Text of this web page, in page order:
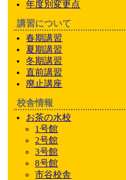
年度別変更点
講習について
春期講習
夏期講習
冬期講習
直前講習
廃止講座
校舎情報
お茶の水校
1号館
2号館
3号館
8号館
市谷校舎